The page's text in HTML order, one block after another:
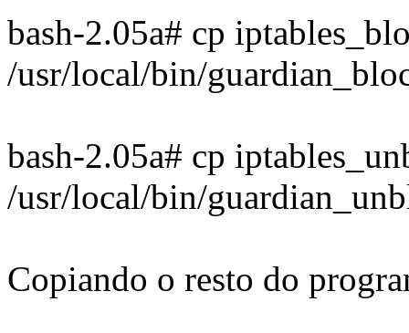
bash-2.05a# cp
/usr/local/bin/
bash-2.05a# cp
/usr/local/bin/
Copiando o resto do